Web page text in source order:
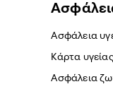
Ασφάλεια
Κάρτα υγείας
Ασφάλεια